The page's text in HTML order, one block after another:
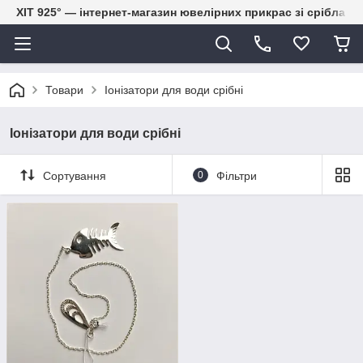
ХІТ 925° — інтернет-магазин ювелірних прикрас зі срібла
Товари Іонізатори для води срібні
Іонізатори для води срібні
Сортування 0 Фільтри